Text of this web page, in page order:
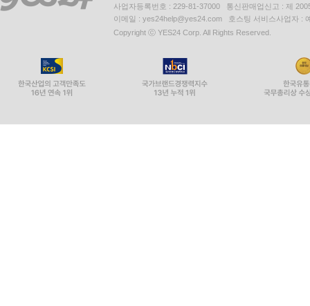
사업자등록번호 : 229-81-37000 통신판매업신고 : 제
이메일 : yes24help@yes24.com 호스팅 서비스사업자 :
Copyright ⓒ YES24 Corp. All Rights Reserved.